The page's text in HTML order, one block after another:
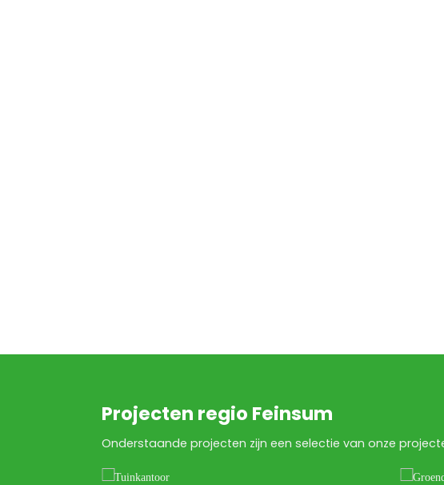
Projecten regio Feinsum
Onderstaande projecten zijn een selectie van onze